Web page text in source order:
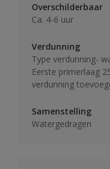
Overschilderbaar
Ca. 4-6 uur
Verdunning
Type verdunning-
Eerste primerlaag
verdunning
Samenstelling
Watergedragen